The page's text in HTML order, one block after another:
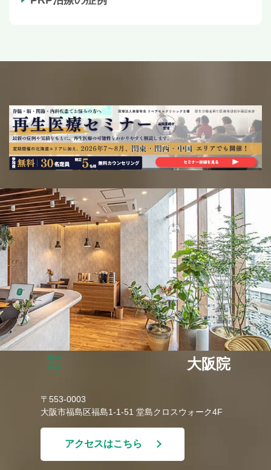
大阪院
〒553-0003
大阪市福島区福島1-1-51 堂島クロスウォーク4F
アクセスはこちら